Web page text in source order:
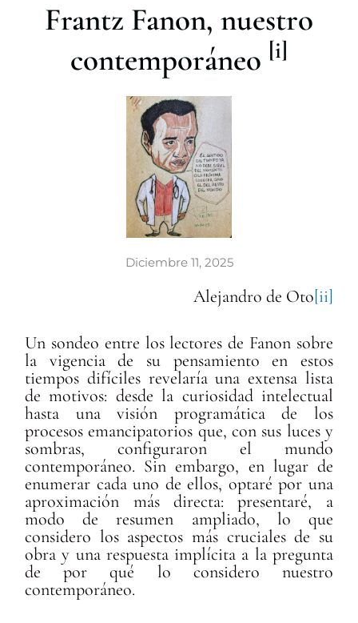
Frantz Fanon, nuestro
contemporáneo [i]
Diciembre 11, 2025
Alejandro de Oto[ii]
Un sondeo entre los lectores de Fanon sobre
la vigencia de su pensamiento en estos
tiempos difíciles revelaría una extensa lista
de motivos: desde la curiosidad intelectual
hasta una visión programática de los
procesos emancipatorios que, con sus luces y
sombras, configuraron el mundo
contemporáneo. Sin embargo, en lugar de
enumerar cada uno de ellos, optaré por una
aproximación más directa: presentaré, a
modo de resumen ampliado, lo que
considero los aspectos más cruciales de su
obra y una respuesta implícita a la pregunta
de por qué lo considero nuestro
contemporáneo.